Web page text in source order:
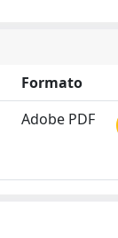
Formato
Adobe PDF